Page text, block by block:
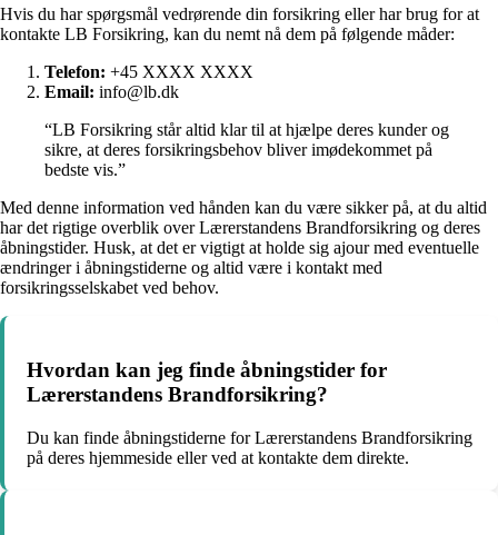
Hvis du har spørgsmål vedrørende din forsikring eller har brug for at
kontakte LB Forsikring, kan du nemt nå dem på følgende måder:
Telefon: +45 XXXX XXXX
Email: info@lb.dk
“LB Forsikring står altid klar til at hjælpe deres kunder og
sikre, at deres forsikringsbehov bliver imødekommet på
bedste vis.”
Med denne information ved hånden kan du være sikker på, at du altid
har det rigtige overblik over Lærerstandens Brandforsikring og deres
åbningstider. Husk, at det er vigtigt at holde sig ajour med eventuelle
ændringer i åbningstiderne og altid være i kontakt med
forsikringsselskabet ved behov.
Hvordan kan jeg finde åbningstider for
Lærerstandens Brandforsikring?
Du kan finde åbningstiderne for Lærerstandens Brandforsikring
på deres hjemmeside eller ved at kontakte dem direkte.